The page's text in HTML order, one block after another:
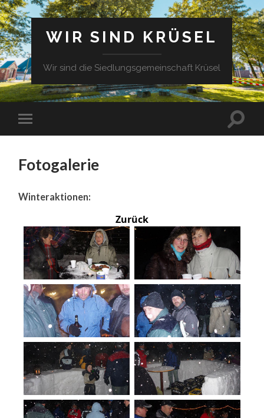
WIR SIND KRÜSEL
Wir sind die Siedlungsgemeinschaft Krüsel
Fotogalerie
Winteraktionen:
Zurück